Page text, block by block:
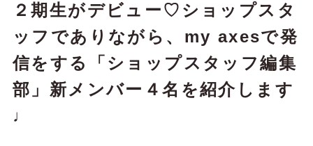
２期生がデビュー♡ショップスタ
ッフでありながら、my axesで発
信をする「ショップスタッフ編集
部」新メンバー４名を紹介します
♩